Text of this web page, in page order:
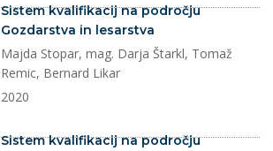
dokument
Sistem kvalifikacij na področju
Gozdarstva in lesarstva
Majda Stopar, mag. Darja Štarkl, Tomaž
Remic, Bernard Likar
2020
dokument
Sistem kvalifikacij na področju